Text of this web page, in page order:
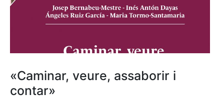
«Caminar, veure, assaborir i
contar»